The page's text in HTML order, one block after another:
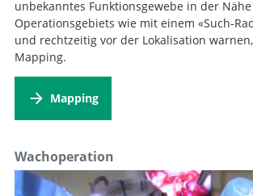
unbekanntes Funktionsgewebe in der
Operationsgebiets wie mit einem «Such-
und rechtzeitig vor der Lokalisation
Mapping.
Mapping
Wachoperation